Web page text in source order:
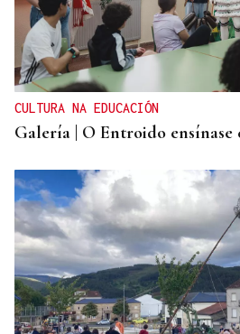
CULTURA NA EDUCACIÓN
Galería | O Entroido ensínase